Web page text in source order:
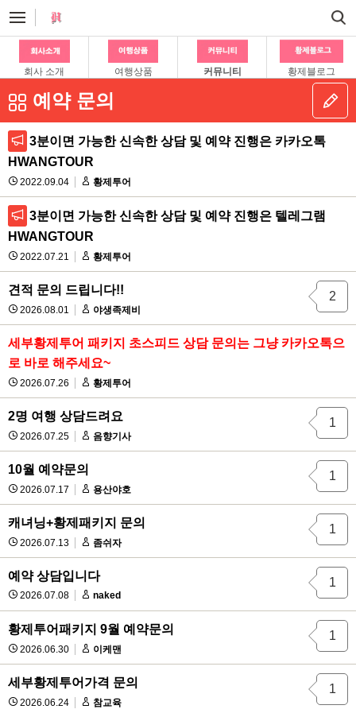
회사 소개 여행상품 커뮤니티 황제블로그
예약 문의
3분이면 가능한 신속한 상담 및 예약 진행은 카카오톡
HWANGTOUR
2022.09.04 황제투어
3분이면 가능한 신속한 상담 및 예약 진행은 텔레그램
HWANGTOUR
2022.07.21 황제투어
견적 문의 드립니다!!
2026.08.01 야생족제비
2
세부황제투어 패키지 초스피드 상담 문의는 그냥 카카오톡으
로 바로 해주세요~
2026.07.26 황제투어
2명 여행 상담드려요
2026.07.25 음향기사
1
10월 예약문의
2026.07.17 용산야호
1
캐녀닝+황제패키지 문의
2026.07.13 좀쉬자
1
예약 상담입니다
2026.07.08 naked
1
황제투어패키지 9월 예약문의
2026.06.30 이케맨
1
세부황제투어가격 문의
2026.06.24 참교육
1